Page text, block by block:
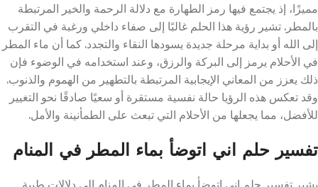
مميزًا، إذ يجتمع فيها رمز الطهارة مع دلالة الرحمة والخير المرتبطة
بالمطر. تشير رؤية هذا الحلم غالبًا إلى صفاء داخلي ورغبة في التقرب
إلى الله أو بداية مرحلة جديدة يسودها النقاء والتجدد. كما أن ماء المطر
في الأحلام يرمز إلى البركة والرزق، وعند استخدامه في الوضوء فإن
ذلك يعزز من المعاني الإيجابية المرتبطة بالتطهير من الهموم والذنوب.
وقد تعكس هذه الرؤيا حالة نفسية مستقرة أو سعيًا صادقًا نحو التغيير
للأفضل، مما يجعلها من الأحلام التي تبعث على الطمأنينة والأمل.
تفسير حلم اني اتوضأ بماء المطر في المنام
يشير تفسير حلم اني اتوضأ بماء المطر في المنام إلى دلالات طيبة